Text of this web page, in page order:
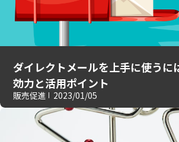
ダイレクトメールを上手に使うに
効力と活用ポイント
販売促進 2023/01/05